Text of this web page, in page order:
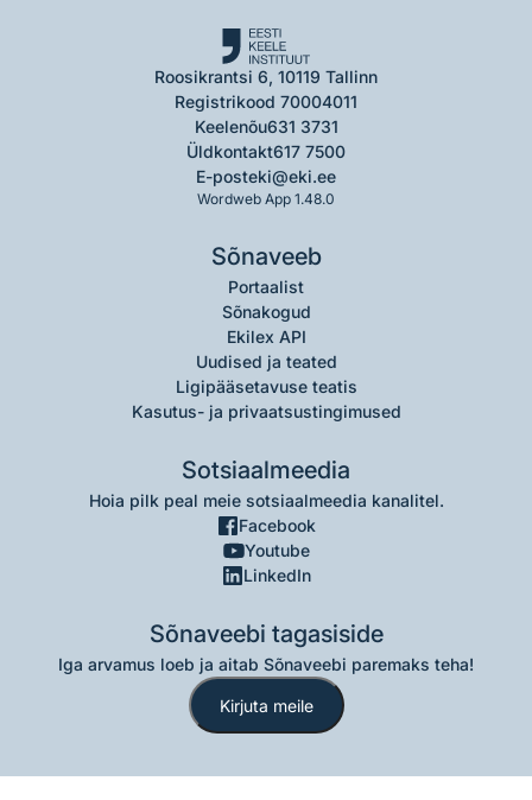
Roosikrantsi 6, 10119 Tallinn
Registrikood 70004011
Keelenõu631 3731
Üldkontakt617 7500
E-posteki@eki.ee
Wordweb App 1.48.0
Sõnaveeb
Portaalist
Sõnakogud
Ekilex API
Uudised ja teated
Ligipääsetavuse teatis
Kasutus- ja privaatsustingimused
Sotsiaalmeedia
Hoia pilk peal meie sotsiaalmeedia kanalitel.
Facebook
Youtube
LinkedIn
Sõnaveebi tagasiside
Iga arvamus loeb ja aitab Sõnaveebi paremaks teha!
Kirjuta meile